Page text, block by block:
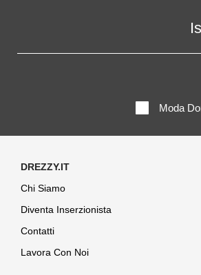
Moda
Chi Siamo
Diventa Inserzionista
Contatti
Lavora Con Noi